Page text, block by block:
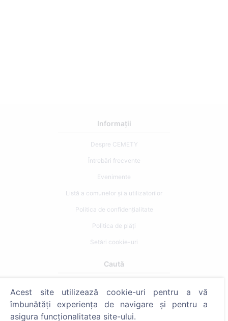
Informații
Despre CEMETY
Întrebări frecvente
Evenimente
Listă a comunelor și a utilizatorilor
Politica de confidențialitate
Politica de plăți
Setări cookie-uri
Caută
Caută cimitire
Acest site utilizează cookie-uri pentru a vă
îmbunătăți experiența de navigare și pentru a
asigura funcționalitatea site-ului.